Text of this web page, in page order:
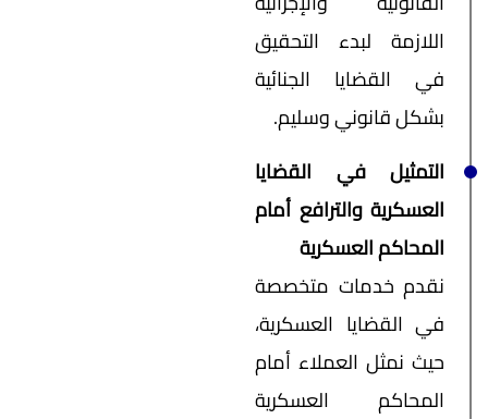
اللازمة لبدء التحقيق
في القضايا الجنائية
بشكل قانوني وسليم.
التمثيل في القضايا
العسكرية والترافع أمام
المحاكم العسكرية
نقدم خدمات متخصصة
في القضايا العسكرية،
حيث نمثل العملاء أمام
المحاكم العسكرية